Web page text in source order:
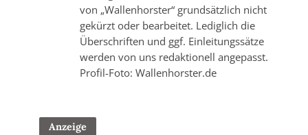
von „Wallenhorster“ grundsätzlich nicht
gekürzt oder bearbeitet. Lediglich die
Überschriften und ggf. Einleitungssätze
werden von uns redaktionell angepasst.
Profil-Foto: Wallenhorster.de
Anzeige